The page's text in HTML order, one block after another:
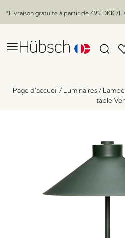
*Livraison gratuite à partir de 499 DKK /
Page d'accueil / Luminaires /
table